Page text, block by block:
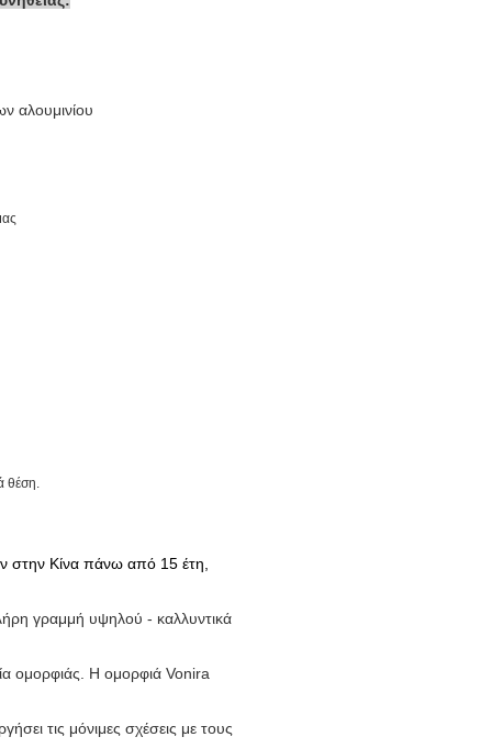
αλουμινίου
θέση.
στην Κίνα πάνω από 15 έτη,
γραμμή υψηλού - καλλυντικά
ομορφιάς. Η ομορφιά Vonira
τις μόνιμες σχέσεις με τους